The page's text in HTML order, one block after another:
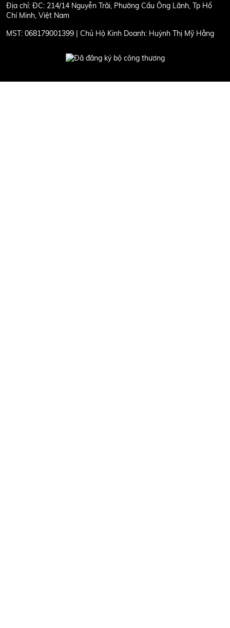
Địa chỉ: ĐC: 214/14 Nguyễn Trãi, Phường Cầu Ông Lãnh, Tp Hồ
Chí Minh, Việt Nam
MST: 068179001399 | Chủ Hộ Kinh Doanh: Huỳnh Thị Mỹ Hằng